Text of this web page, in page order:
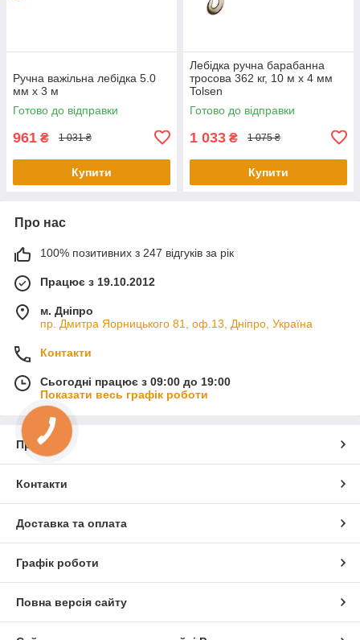
Ручна важільна лебідка 5.0
мм х 3 м
Готово до відправки
961 ₴ 1 031 ₴
Купити
Лебідка ручна барабанна
тросова 362 кг, 10 м х 4 мм
Tolsen
Готово до відправки
1 033 ₴ 1 075 ₴
Купити
Про нас
100% позитивних з 247 відгуків за рік
Працює з 19.10.2012
м. Дніпро
пр. Дмитра Яорницького 81, оф.13, Дніпро, Україна
Контакти
Сьогодні працює з 09:00 до 19:00
Показати весь графік роботи
Про нас
Контакти
Доставка та оплата
Графік роботи
Повна версія сайту